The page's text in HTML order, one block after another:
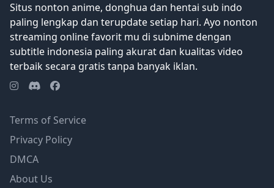
Situs nonton anime, donghua dan hentai sub indo
paling lengkap dan terupdate setiap hari. Ayo nonton
streaming online favorit mu di subnime dengan
subtitle indonesia paling akurat dan kualitas video
terbaik secara gratis tanpa banyak iklan.
Terms of Service
Privacy Policy
DMCA
About Us